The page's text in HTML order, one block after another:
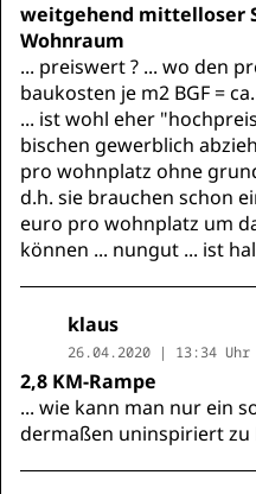
weitgehend mittelloser
Wohnraum
... preiswert ? ... wo den
baukosten je m2 BGF =
... ist wohl eher
bischen gewerblich
pro wohnplatz ohne
d.h. sie brauchen schon
euro pro wohnplatz um
können ... nungut ... ist
klaus
26.04.2020 | 13:34 Uhr
2,8 KM-Rampe
... wie kann man nur ein
dermaßen uninspiriert zu